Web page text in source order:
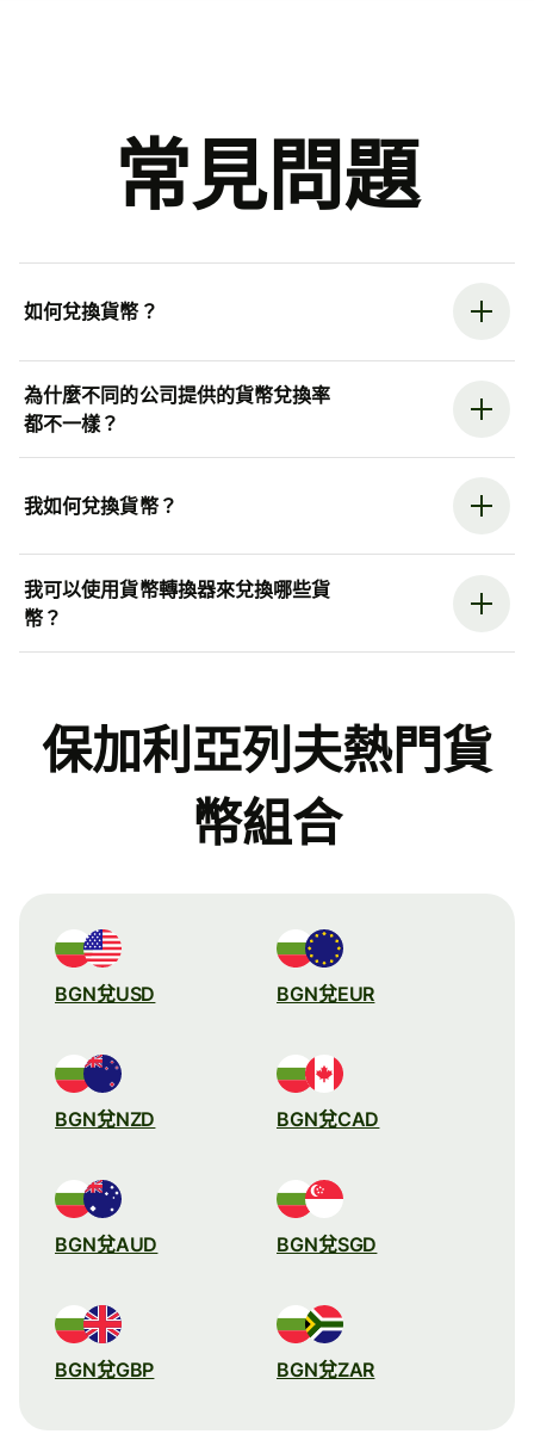
常見問題
如何兌換貨幣？
為什麼不同的公司提供的貨幣兌換率
都不一樣？
我如何兌換貨幣？
我可以使用貨幣轉換器來兌換哪些貨
幣？
保加利亞列夫熱門貨
幣組合
BGN兌USD BGN兌EUR
BGN兌NZD BGN兌CAD
BGN兌AUD BGN兌SGD
BGN兌GBP BGN兌ZAR